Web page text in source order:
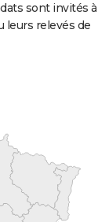
sont invités à
leurs relevés de